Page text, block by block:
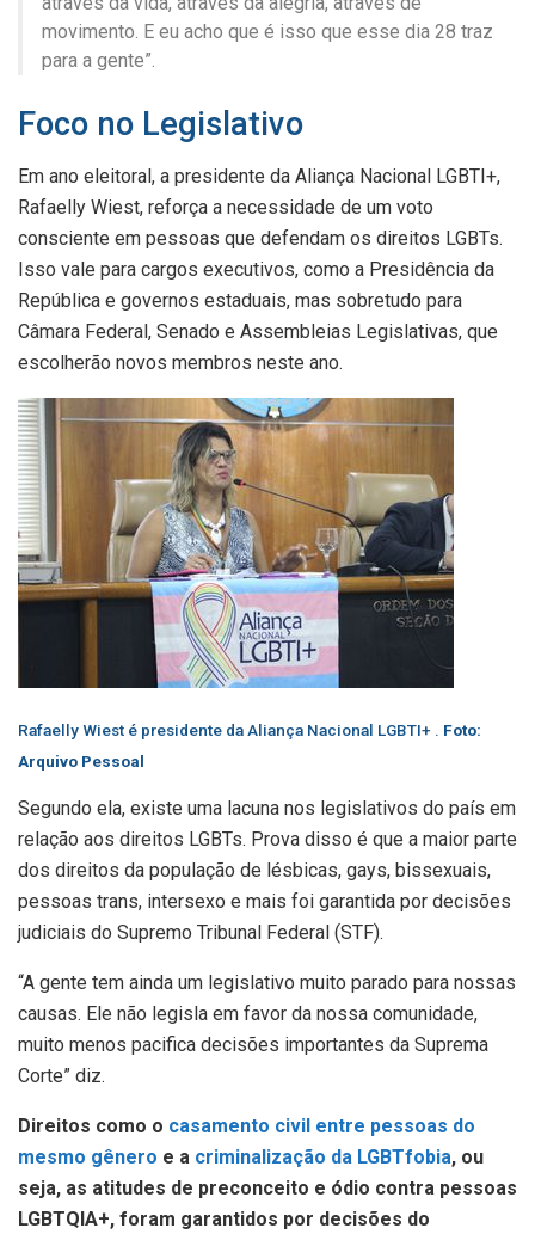
movimento. E eu acho que é isso que esse dia 28 traz
para a gente”.
Foco no Legislativo
Em ano eleitoral, a presidente da Aliança Nacional LGBTI+,
Rafaelly Wiest, reforça a necessidade de um voto
consciente em pessoas que defendam os direitos LGBTs.
Isso vale para cargos executivos, como a Presidência da
República e governos estaduais, mas sobretudo para
Câmara Federal, Senado e Assembleias Legislativas, que
escolherão novos membros neste ano.
Rafaelly Wiest é presidente da Aliança Nacional LGBTI+ . Foto:
Arquivo Pessoal
Segundo ela, existe uma lacuna nos legislativos do país em
relação aos direitos LGBTs. Prova disso é que a maior parte
dos direitos da população de lésbicas, gays, bissexuais,
pessoas trans, intersexo e mais foi garantida por decisões
judiciais do Supremo Tribunal Federal (STF).
“A gente tem ainda um legislativo muito parado para nossas
causas. Ele não legisla em favor da nossa comunidade,
muito menos pacifica decisões importantes da Suprema
Corte” diz.
Direitos como o casamento civil entre pessoas do
mesmo gênero e a criminalização da LGBTfobia, ou
seja, as atitudes de preconceito e ódio contra pessoas
LGBTQIA+, foram garantidos por decisões do